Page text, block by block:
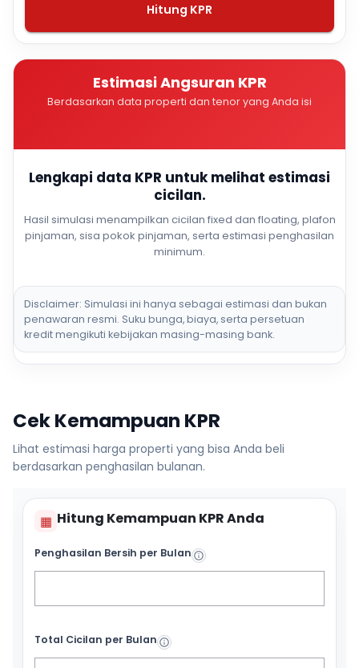
Hitung KPR
Estimasi Angsuran KPR
Berdasarkan data properti dan tenor yang Anda isi
Lengkapi data KPR untuk melihat estimasi
cicilan.
Hasil simulasi menampilkan cicilan fixed dan floating, plafon
pinjaman, sisa pokok pinjaman, serta estimasi penghasilan
minimum.
Disclaimer: Simulasi ini hanya sebagai estimasi dan bukan
penawaran resmi. Suku bunga, biaya, serta persetuan
kredit mengikuti kebijakan masing-masing bank.
Cek Kemampuan KPR
Lihat estimasi harga properti yang bisa Anda beli
berdasarkan penghasilan bulanan.
▦ Hitung Kemampuan KPR Anda
Penghasilan Bersih per Bulan
Total Cicilan per Bulan